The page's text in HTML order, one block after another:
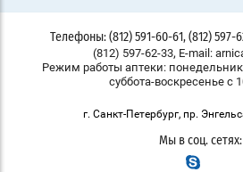
Телефоны: (812) 591-60-61, (812) 597-
(812) 597-62-33, E-mail:
Режим работы аптеки:
суббота-воскресенье с
г. Санкт-Петербург, пр.
Мы в соц. сетях: